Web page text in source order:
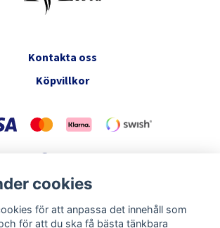
Kontakta oss
Köpvillkor
cookies
för att anpassa det innehåll som
för att du ska få bästa tänkbara